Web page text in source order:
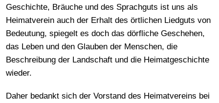
Geschichte, Bräuche und des Sprachguts ist uns als
Heimatverein auch der Erhalt des örtlichen Liedguts von
Bedeutung, spiegelt es doch das dörfliche Geschehen,
das Leben und den Glauben der Menschen, die
Beschreibung der Landschaft und die Heimatgeschichte
wieder.
Daher bedankt sich der Vorstand des Heimatvereins bei